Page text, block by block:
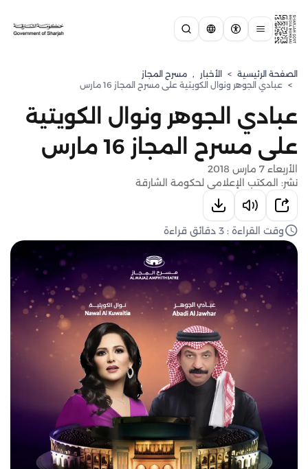
الصفحة الرئيسية > الأخبار , مسرح المجاز
> عبادي الجوهر ونوال الكويتية على مسرح المجاز 16 مارس
عبادي الجوهر ونوال الكويتية
على مسرح المجاز 16 مارس
الأربعاء 7 مارس 2018
نشر: المكتب الإعلامي لحكومة الشارقة
وقت القراءة : 3 دقائق قراءة